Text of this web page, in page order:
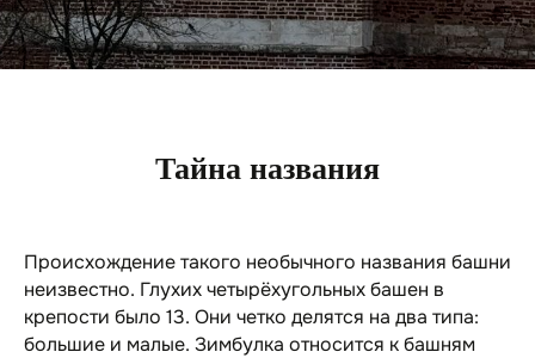
Тайна названия
Происхождение такого необычного названия башни
неизвестно. Глухих четырёхугольных башен в
крепости было 13. Они четко делятся на два типа:
большие и малые. Зимбулка относится к башням